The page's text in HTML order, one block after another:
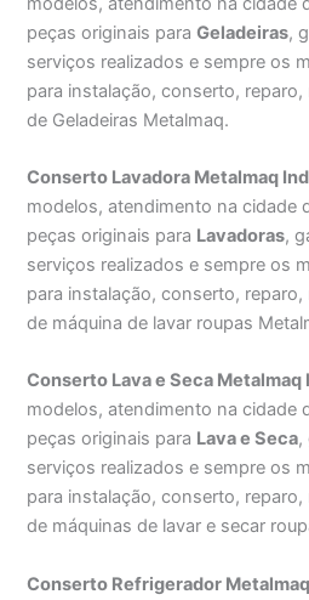
peças originais paraGeladeiras,
serviços realizados e sempre os
para instalação, conserto,
de Geladeiras Metalmaq.
Conserto Lavadora Metalmaq
modelos, atendimento na cidade
peças originais para Lavadoras,
serviços realizados e sempre os
para instalação, conserto,
de máquina de lavar roupas
Conserto Lava e Seca Metalmaq
modelos, atendimento na cidade
peças originais para Lava e Seca,
serviços realizados e sempre os
para instalação, conserto,
de máquinas de lavar e secar
Conserto Refrigerador